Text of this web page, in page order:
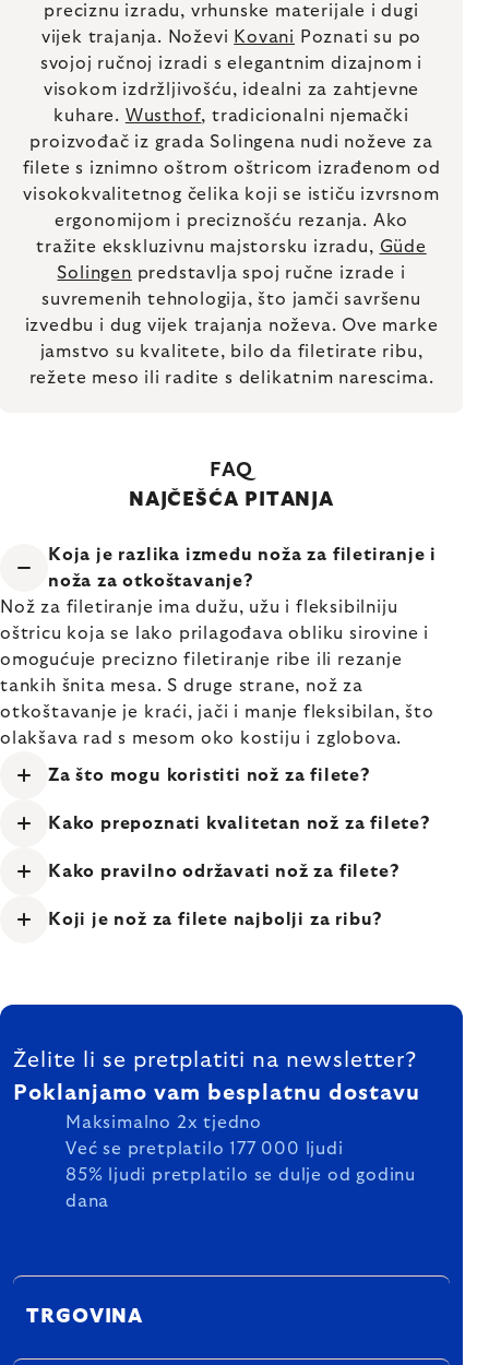
preciznu izradu, vrhunske materijale i dugi
vijek trajanja. Noževi Kovani
Poznati su po
svojoj ručnoj izradi s elegantnim dizajnom i
visokom izdržljivošću, idealni za zahtjevne
kuhare. Wusthof, tradicionalni njemački
proizvođač iz grada Solingena nudi noževe za
filete s iznimno oštrom oštricom izrađenom od
visokokvalitetnog čelika koji se ističu izvrsnom
ergonomijom i preciznošću rezanja. Ako
tražite ekskluzivnu majstorsku izradu, Güde
Solingen predstavlja spoj ručne izrade i
suvremenih tehnologija, što jamči savršenu
izvedbu i dug vijek trajanja noževa. Ove marke
jamstvo su kvalitete, bilo da filetirate ribu,
režete meso ili radite s delikatnim narescima.
FAQ
NAJČEŠĆA PITANJA
Koja je razlika između noža za filetiranje i
noža za otkoštavanje?
Nož za filetiranje ima dužu, užu i fleksibilniju
oštricu koja se lako prilagođava obliku sirovine i
omogućuje precizno filetiranje ribe ili rezanje
tankih šnita mesa. S druge strane, nož za
otkoštavanje je kraći, jači i manje fleksibilan, što
olakšava rad s mesom oko kostiju i zglobova.
Za što mogu koristiti nož za filete?
Kako prepoznati kvalitetan nož za filete?
Kako pravilno održavati nož za filete?
Koji je nož za filete najbolji za ribu?
FOOTER
Želite li se pretplatiti na newsletter?
Poklanjamo vam besplatnu dostavu
Maksimalno 2x tjedno
Već se pretplatilo 177 000 ljudi
85% ljudi pretplatilo se dulje od godinu
dana
TRGOVINA